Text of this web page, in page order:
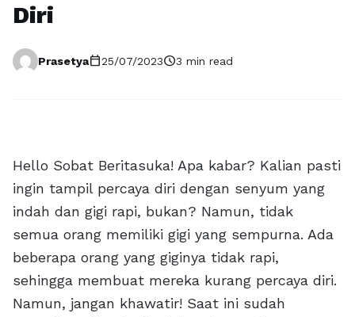
Diri
Prasetyacalendar_today25/07/2023schedule3 min read
Hello Sobat Beritasuka! Apa kabar? Kalian pasti
ingin tampil percaya diri dengan senyum yang
indah dan gigi rapi, bukan? Namun, tidak
semua orang memiliki gigi yang sempurna. Ada
beberapa orang yang giginya tidak rapi,
sehingga membuat mereka kurang percaya diri.
Namun, jangan khawatir! Saat ini sudah